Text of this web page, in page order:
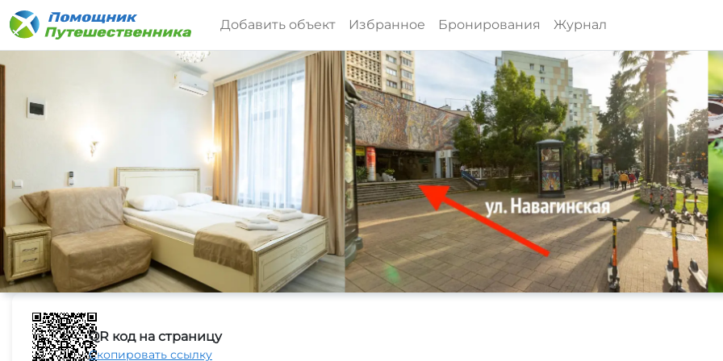
Добавить объект Избранное Бронирования Журнал
QR код на страницу
Скопировать ссылку